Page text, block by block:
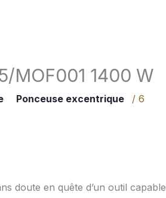
MOF001 1400 W
Ponceuse excentrique / 6
doute en quête d’un outil capable